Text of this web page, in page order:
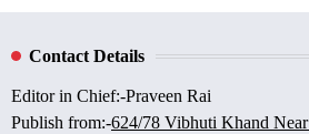
Contact Details
Editor in Chief:-Praveen Rai
Publish from:-624/78 Vibhuti Khand